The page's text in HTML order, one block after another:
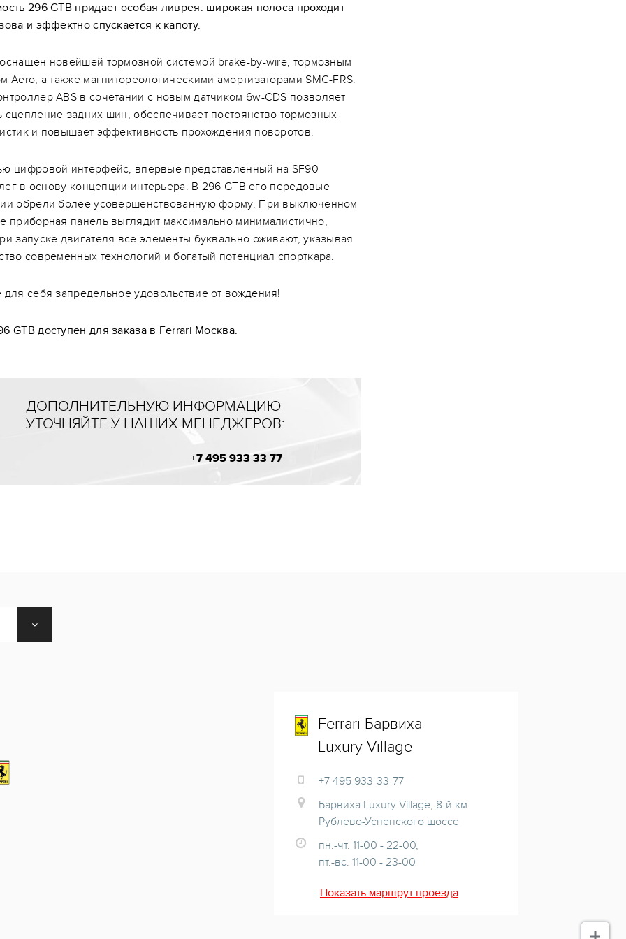
296 GTB придает особая ливрея: широкая полоса проходит
и эффектно спускается к капоту.
новейшей тормозной системой brake-by-wire, тормозным
Aero, а также магнитореологическими амортизаторами SMC-FRS.
ABS в сочетании с новым датчиком 6w-CDS позволяет
сцепление задних шин, обеспечивает постоянство тормозных
и повышает эффективность прохождения поворотов.
цифровой интерфейс, впервые представленный на SF90
в основу концепции интерьера. В 296 GTB его передовые
обрели более усовершенствованную форму. При выключенном
приборная панель выглядит максимально минималистично,
запуске двигателя все элементы буквально оживают, указывая
современных технологий и богатый потенциал спорткара.
для себя запредельное удовольствие от вождения!
GTB доступен для заказа в Ferrari Москва.
ДОПОЛНИТЕЛЬНУЮ ИНФОРМАЦИЮ
УТОЧНЯЙТЕ У НАШИХ МЕНЕДЖЕРОВ:
+7 495 933 33 77
Ferrari Барвиха
Luxury Village
+7 495 933-33-77
Барвиха Luxury Village, 8-й км
Рублево-Успенского шоссе
пн.-чт. 11-00 - 22-00,
пт.-вс. 11-00 - 23-00
Показать маршрут проезда